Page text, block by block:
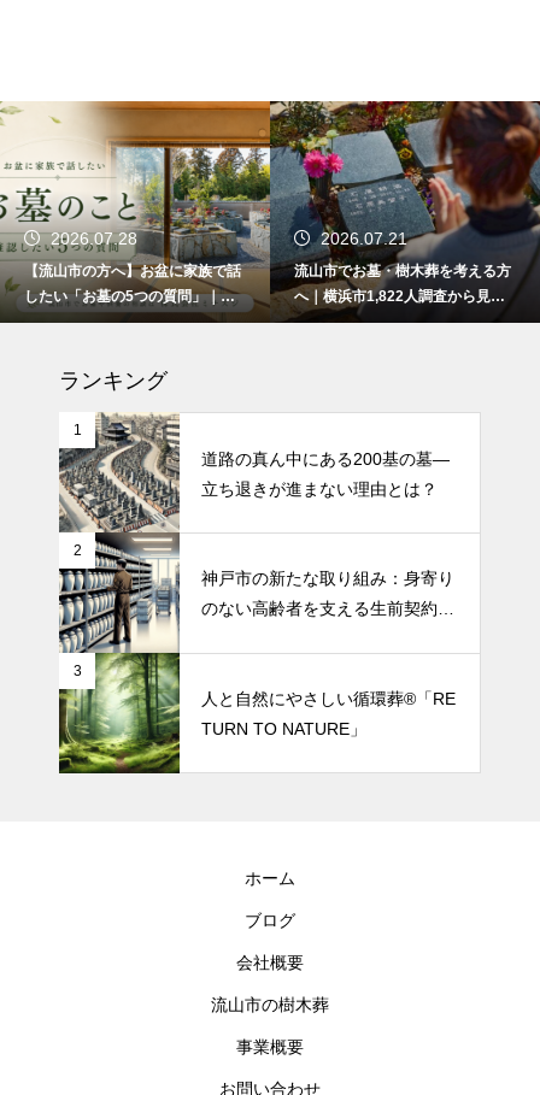
2026.07.28
【流山市の方へ】お盆に家族で話
したい「お墓の5つの質問」｜ま
だ何も決まっていなくても大丈夫
2026.07.21
流山市でお墓・樹木葬を考える方
へ｜横浜市1,822人調査から見え
た3つの不安
ランキング
1
道路の真ん中にある200基の墓—
立ち退きが進まない理由とは？
2
神戸市の新たな取り組み：身寄り
のない高齢者を支える生前契約サ
3
人と自然にやさしい循環葬®︎「RE
TURN TO NATURE」
ホーム
ブログ
会社概要
流山市の樹木葬
事業概要
お問い合わせ